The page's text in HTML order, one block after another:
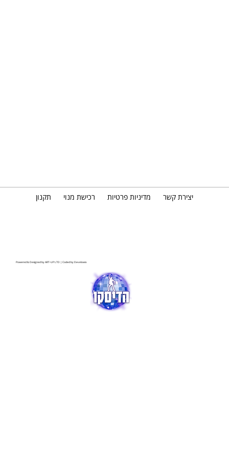
Powered & Designed byART-UP LTD | Coded byDevelowix
תקנון רכישת מנוי מדיניות פרטיות יצירת קשר